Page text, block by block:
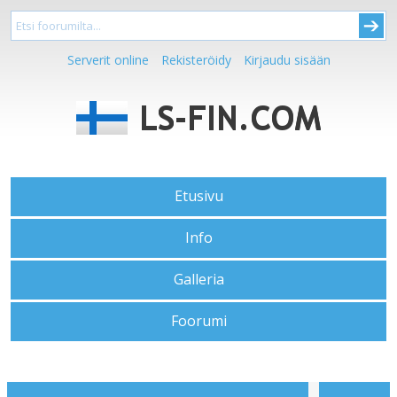
Serverit online Rekisteröidy Kirjaudu sisään
Etusivu
Info
Galleria
Foorumi